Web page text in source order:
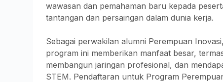
wawasan dan pemahaman baru kepada
tantangan dan persaingan dalam dunia kerja.
Sebagai perwakilan alumni Perempuan
program ini memberikan manfaat besar,
membangun jaringan profesional, dan
STEM. Pendaftaran untuk Program